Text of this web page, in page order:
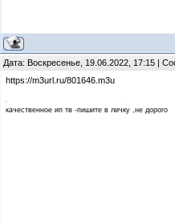
Дата: Воскресенье, 19.06.2022, 17:15 |
https://m3url.ru/801646.m3u
качественное ип тв -пишите в личку ,не дорого